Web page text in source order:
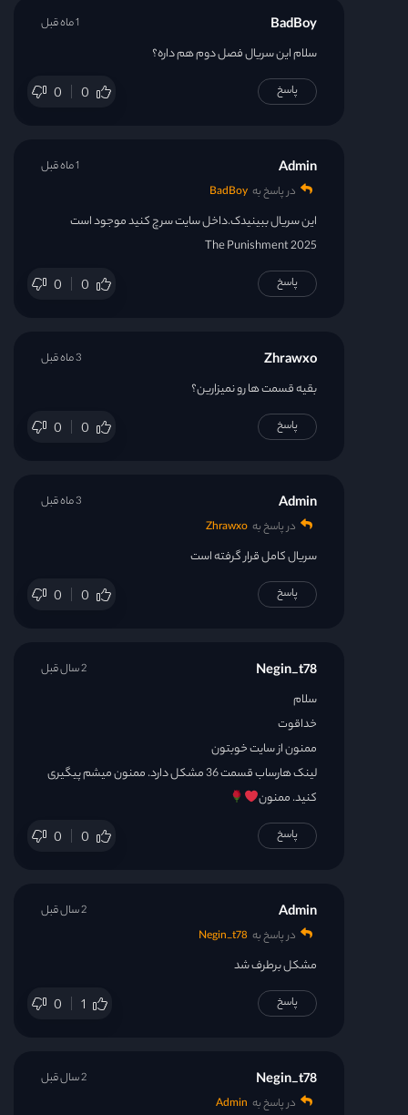
قسمت 24
قسمت 26
قسمت 27
قسمت 28
قسمت 30
قسمت 31
قسمت 32
قسمت 34
قسمت 36
قسمت 37
قسمت 38
قسمت 39
BadBoy
سلام این سریال فصل دوم هم داره؟
0 0
1 ماه قبل
پاسخ
Admin
در پاسخ به BadBoy
این سریال ببینیدک.داخل سایت سرچ کنید موجود است
The Punishment 2025
0 0
1 ماه قبل
پاسخ
Zhrawxo
بقیه قسمت ها رو نمیزارین؟
0 0
3 ماه قبل
پاسخ
Admin
در پاسخ به Zhrawxo
سریال کامل قرار گرفته است
0 0
3 ماه قبل
پاسخ
Negin_t78
سلام
خداقوت
ممنون از سایت خوبتون
لینک هارساب قسمت 36 مشکل دارد. ممنون میشم پیگیری
کنید. ممنون
0 0
2 سال قبل
پاسخ
Admin
در پاسخ به Negin_t78
مشکل برطرف شد
0 1
2 سال قبل
پاسخ
Negin_t78
در پاسخ به Admin
2 سال قبل